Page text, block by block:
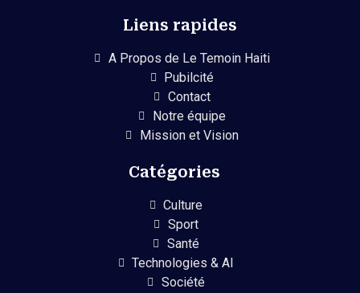
Liens rapides
A Propos de Le Temoin Haiti
Pubilcité
Contact
Notre équipe
Mission et Vision
Catégories
Culture
Sport
Santé
Technologies & AI
Société